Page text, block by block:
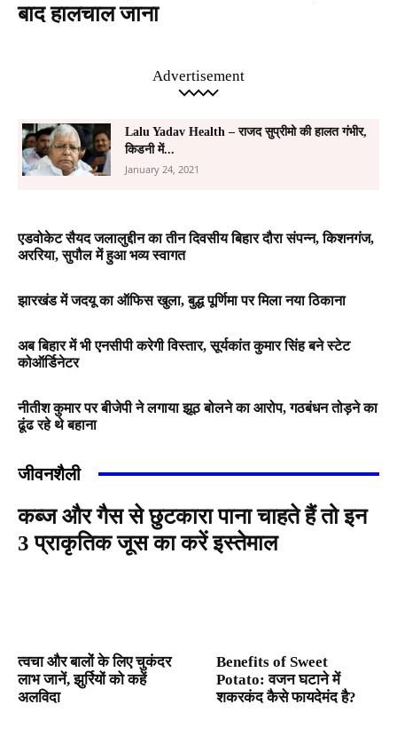
बाद हालचाल जाना
Advertisement
Lalu Yadav Health – राजद सुप्रीमो की हालत गंभीर,
किडनी में...
January 24, 2021
एडवोकेट सैयद जलालुद्दीन का तीन दिवसीय बिहार दौरा संपन्न, किशनगंज,
अररिया, सुपौल में हुआ भव्य स्वागत
झारखंड में जदयू का ऑफिस खुला, बुद्ध पूर्णिमा पर मिला नया ठिकाना
अब बिहार में भी एनसीपी करेगी विस्तार, सूर्यकांत कुमार सिंह बने स्टेट
कोऑर्डिनेटर
नीतीश कुमार पर बीजेपी ने लगाया झूठ बोलने का आरोप, गठबंधन तोड़ने का
ढूंढ रहे थे बहाना
जीवनशैली
कब्ज और गैस से छुटकारा पाना चाहते हैं तो इन
3 प्राकृतिक जूस का करें इस्तेमाल
त्वचा और बालों के लिए चुकंदर
लाभ जानें, झुर्रियों को कहें
अलविदा
Benefits of Sweet
Potato: वजन घटाने में
शकरकंद कैसे फायदेमंद है?